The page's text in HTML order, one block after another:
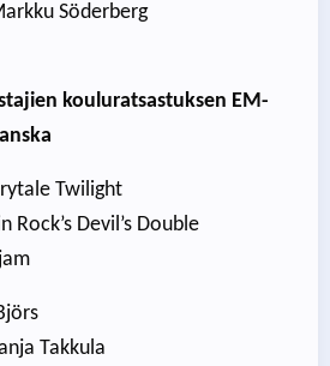
Söderberg
kouluratsastuksen EM-
Twilight
Devil’s Double
Takkula